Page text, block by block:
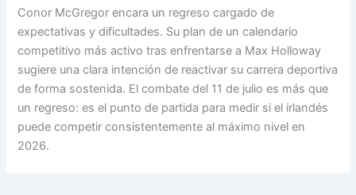
Conor McGregor encara un regreso cargado de
expectativas y dificultades. Su plan de un calendario
competitivo más activo tras enfrentarse a Max Holloway
sugiere una clara intención de reactivar su carrera deportiva
de forma sostenida. El combate del 11 de julio es más que
un regreso: es el punto de partida para medir si el irlandés
puede competir consistentemente al máximo nivel en
2026.